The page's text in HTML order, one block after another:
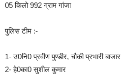
05 किलो 992 ग्राम गांजा
पुलिस टीम :-
1- उ0नि0 प्रवीण पुण्डीर, चौकी प्रभारी बाजार
2- हे0का0 सुशील कुमार